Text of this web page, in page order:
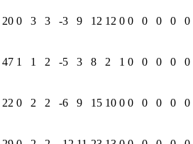
20 0 3 3 -3 9 12 12 0 0 0 0 0 0
47 1 1 2 -5 3 8 2 1 0 0 0 0 0
22 0 2 2 -6 9 15 10 0 0 0 0 0 0